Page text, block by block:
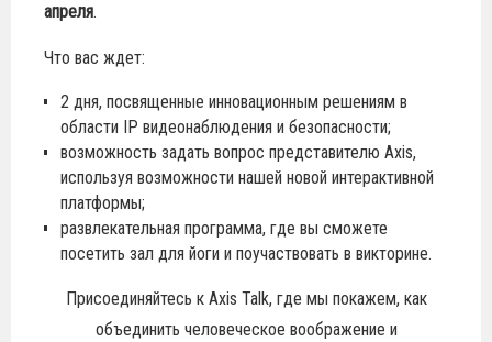
апреля.
Что вас ждет:
2 дня, посвященные инновационным решениям в
области IP видеонаблюдения и безопасности;
возможность задать вопрос представителю Axis,
используя возможности нашей новой интерактивной
платформы;
развлекательная программа, где вы сможете
посетить зал для йоги и поучаствовать в викторине.
Присоединяйтесь к Axis Talk, где мы покажем, как
объединить человеческое воображение и